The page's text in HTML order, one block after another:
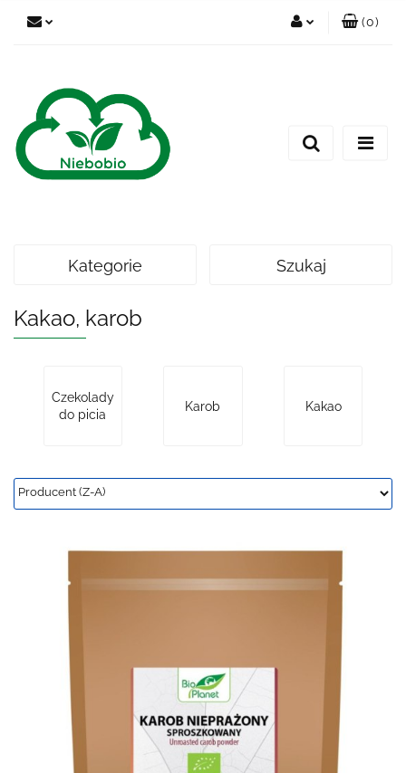
(0)
Kategorie Szukaj
Kakao, karob
Czekolady
do picia
Karob Kakao